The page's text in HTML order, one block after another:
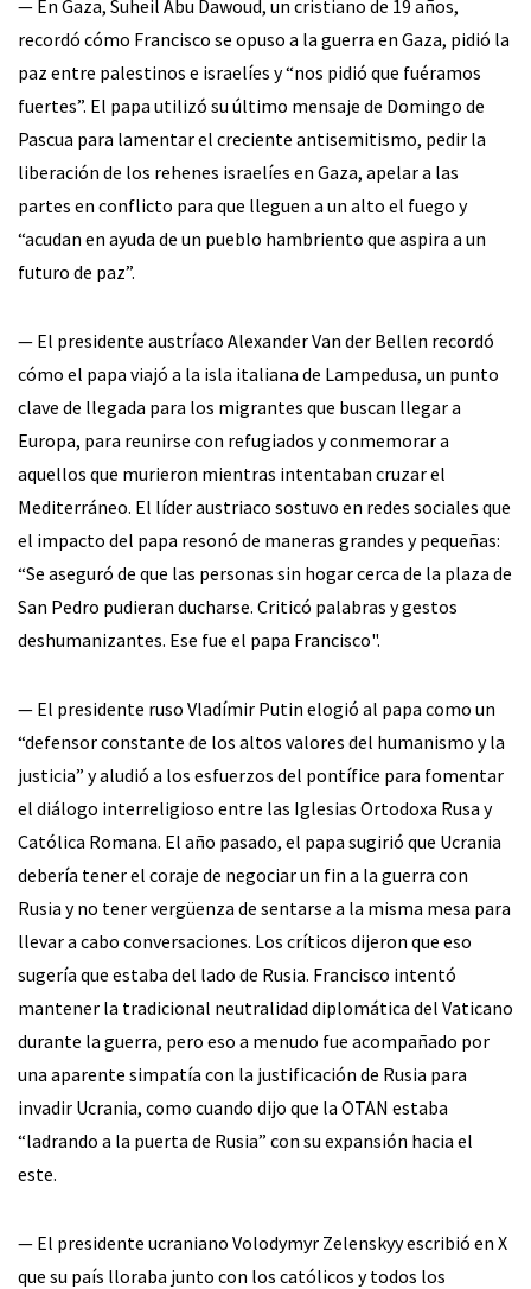
— En Gaza, Suheil Abu Dawoud, un cristiano de 19 años,
recordó cómo Francisco se opuso a la guerra en Gaza, pidió la
paz entre palestinos e israelíes y “nos pidió que fuéramos
fuertes”. El papa utilizó su último mensaje de Domingo de
Pascua para lamentar el creciente antisemitismo, pedir la
liberación de los rehenes israelíes en Gaza, apelar a las
partes en conflicto para que lleguen a un alto el fuego y
“acudan en ayuda de un pueblo hambriento que aspira a un
futuro de paz”.
— El presidente austríaco Alexander Van der Bellen recordó
cómo el papa viajó a la isla italiana de Lampedusa, un punto
clave de llegada para los migrantes que buscan llegar a
Europa, para reunirse con refugiados y conmemorar a
aquellos que murieron mientras intentaban cruzar el
Mediterráneo. El líder austriaco sostuvo en redes sociales que
el impacto del papa resonó de maneras grandes y pequeñas:
“Se aseguró de que las personas sin hogar cerca de la plaza de
San Pedro pudieran ducharse. Criticó palabras y gestos
deshumanizantes. Ese fue el papa Francisco".
— El presidente ruso Vladímir Putin elogió al papa como un
“defensor constante de los altos valores del humanismo y la
justicia” y aludió a los esfuerzos del pontífice para fomentar
el diálogo interreligioso entre las Iglesias Ortodoxa Rusa y
Católica Romana. El año pasado, el papa sugirió que Ucrania
debería tener el coraje de negociar un fin a la guerra con
Rusia y no tener vergüenza de sentarse a la misma mesa para
llevar a cabo conversaciones. Los críticos dijeron que eso
sugería que estaba del lado de Rusia. Francisco intentó
mantener la tradicional neutralidad diplomática del Vaticano
durante la guerra, pero eso a menudo fue acompañado por
una aparente simpatía con la justificación de Rusia para
invadir Ucrania, como cuando dijo que la OTAN estaba
“ladrando a la puerta de Rusia” con su expansión hacia el
este.
— El presidente ucraniano Volodymyr Zelenskyy escribió en X
que su país lloraba junto con los católicos y todos los